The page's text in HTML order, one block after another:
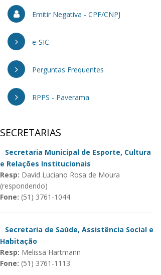
Emitir Negativa - CPF/CNPJ
e-SIC
Perguntas Frequentes
RPPS - Paverama
SECRETARIAS
Secretaria Municipal de Esporte, Cultura
e Relações Institucionais
Resp: David Luciano Rosa de Moura
(respondendo)
Fone: (51) 3761-1044
Secretaria de Saúde, Assistência Social e
Habitação
Resp: Melissa Hartmann
Fone: (51) 3761-1113